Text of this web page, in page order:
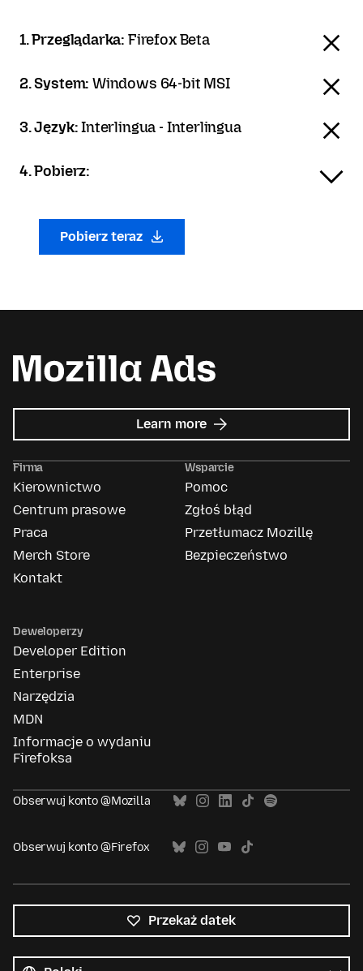
1. Przeglądarka: Firefox Beta
2. System:Windows 64-bit MSI
3. Język:Interlingua - Interlingua
4. Pobierz:
Pobierz teraz
Learn more about
Mozilla
Firma
Kierownictwo
Centrum prasowe
Praca
Merch Store
Kontakt
Wsparcie
Pomoc
Zgłoś błąd
Przetłumacz Mozillę
Bezpieczeństwo
Deweloperzy
Developer Edition
Enterprise
Narzędzia
MDN
Informacje o wydaniu
Firefoksa
Obserwuj konto @Mozilla
Obserwuj konto @Firefox
Przekaż datek
języki
Język